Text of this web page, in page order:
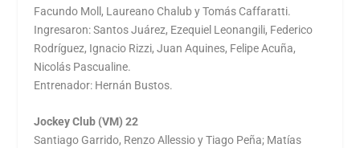
Facundo Moll, Laureano Chalub y Tomás Caffaratti.
Ingresaron: Santos Juárez, Ezequiel Leonangili, Federico
Rodríguez, Ignacio Rizzi, Juan Aquines, Felipe Acuña,
Nicolás Pascualine.
Entrenador: Hernán Bustos.
Jockey Club (VM) 22
Santiago Garrido, Renzo Allessio y Tiago Peña; Matías